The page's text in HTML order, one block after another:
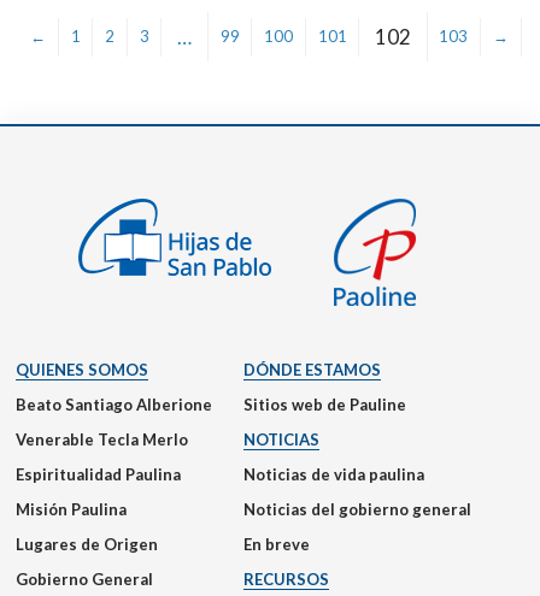
← 1 2 3 … 99 100 101 102 103 →
QUIENES SOMOS
Beato Santiago Alberione
Venerable Tecla Merlo
Espiritualidad Paulina
Misión Paulina
Lugares de Origen
Gobierno General
DÓNDE ESTAMOS
Sitios web de Pauline
NOTICIAS
Noticias de vida paulina
Noticias del gobierno general
En breve
RECURSOS